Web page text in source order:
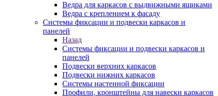
Ведра для каркасов с выдвижными ящиками
Ведра с креплением к фасаду
Системы фиксации и подвески каркасов и
панелей
Назад
Системы фиксации и подвески каркасов и
панелей
Подвески верхних каркасов
Подвески нижних каркасов
Системы настенной фиксации
Профили, кронштейны для навески каркасов